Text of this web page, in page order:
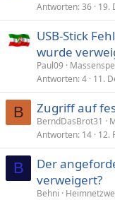
Antworten 36 19.
USB-Stick
wurde
Paul09
Antworten 4 11.
B Zugriff auf
BerndDasBrot31
Antworten 14 12.
B
Der
verweigert?
Behni